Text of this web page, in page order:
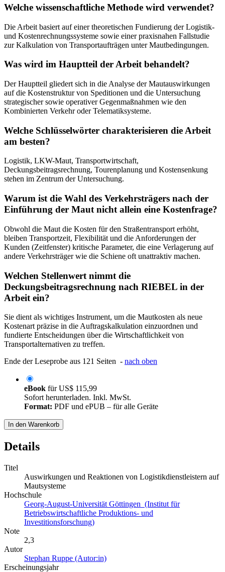
Welche wissenschaftliche Methode wird verwendet?
Die Arbeit basiert auf einer theoretischen Fundierung der Logistik-
und Kostenrechnungssysteme sowie einer praxisnahen Fallstudie
zur Kalkulation von Transportaufträgen unter Mautbedingungen.
Was wird im Hauptteil der Arbeit behandelt?
Der Hauptteil gliedert sich in die Analyse der Mautauswirkungen
auf die Kostenstruktur von Speditionen und die Untersuchung
strategischer sowie operativer Gegenmaßnahmen wie den
Kombinierten Verkehr oder Telematiksysteme.
Welche Schlüsselwörter charakterisieren die Arbeit
am besten?
Logistik, LKW-Maut, Transportwirtschaft,
Deckungsbeitragsrechnung, Tourenplanung und Kostensenkung
stehen im Zentrum der Untersuchung.
Warum ist die Wahl des Verkehrsträgers nach der
Einführung der Maut nicht allein eine Kostenfrage?
Obwohl die Maut die Kosten für den Straßentransport erhöht,
bleiben Transportzeit, Flexibilität und die Anforderungen der
Kunden (Zeitfenster) kritische Parameter, die eine Verlagerung auf
andere Verkehrsträger wie die Schiene oft unattraktiv machen.
Welchen Stellenwert nimmt die
Deckungsbeitragsrechnung nach RIEBEL in der
Arbeit ein?
Sie dient als wichtiges Instrument, um die Mautkosten als neue
Kostenart präzise in die Auftragskalkulation einzuordnen und
fundierte Entscheidungen über die Wirtschaftlichkeit von
Transportalternativen zu treffen.
Ende der Leseprobe aus 121 Seiten - nach oben
eBook fürUS$ 115,99
Sofort herunterladen. Inkl. MwSt.
Format: PDF und ePUB – für alle Geräte
In den Warenkorb
Details
Titel
Auswirkungen und Reaktionen von Logistikdienstleistern auf
Mautsysteme
Hochschule
Georg-August-Universität Göttingen (Institut für
Betriebswirtschaftliche Produktions- und
Investitionsforschung)
Note
2,3
Autor
Stephan Ruppe (Autor:in)
Erscheinungsjahr